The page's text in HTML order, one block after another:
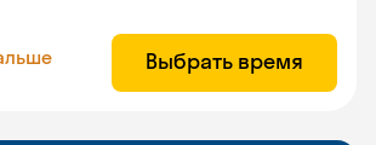
Выбрать время